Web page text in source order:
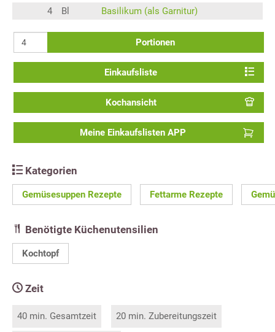
4
Bl Basilikum (als Garnitur)
Portionen
Einkaufsliste
Kochansicht
Meine Einkaufslisten APP
Kategorien
Gemüsesuppen Rezepte Fettarme Rezepte
Benötigte Küchenutensilien
Kochtopf
Zeit
40 min. Gesamtzeit 20 min. Zubereitungszeit